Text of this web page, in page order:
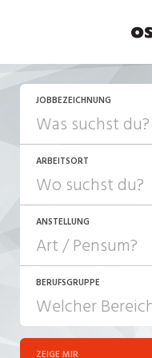
JOBBEZEICHNUNG
ARBEITSORT
ANSTELLUNG
JOB-TYP
Festanstellung
BERUFSGRUPPE
ZEIGE MIR